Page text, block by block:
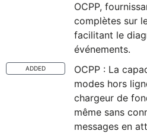
OCPP,
complètes sur
facilitant le
événements.
ADDED
OCPP : La
modes hors
chargeur de
même sans
messages en